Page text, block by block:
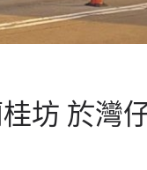
坊 於灣